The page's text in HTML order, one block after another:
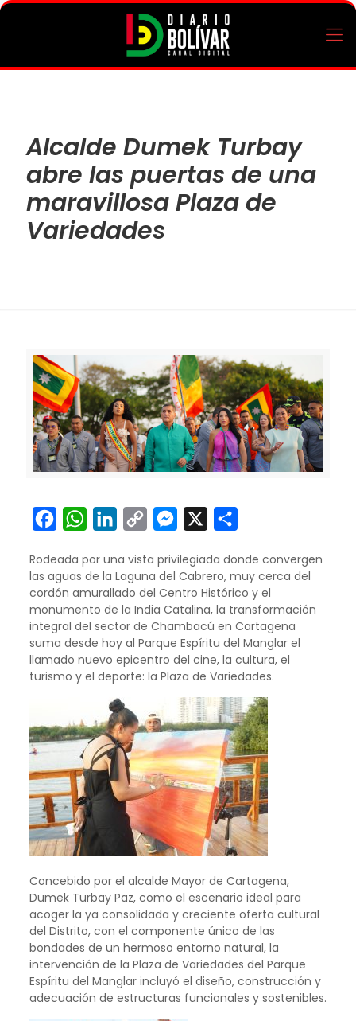
Alcalde Dumek Turbay
abre las puertas de una
maravillosa Plaza de
Variedades
FacebookWhatsAppLinkedIn
Copy
Messenger
Rodeada por una vista privilegiada donde convergen
las aguas de la Laguna del Cabrero, muy cerca del
cordón amurallado del Centro Histórico y el
monumento de la India Catalina, la transformación
integral del sector de Chambacú en Cartagena
suma desde hoy al Parque Espíritu del Manglar el
llamado nuevo epicentro del cine, la cultura, el
turismo y el deporte: la Plaza de Variedades.
Concebido por el alcalde Mayor de Cartagena,
Dumek Turbay Paz, como el escenario ideal para
acoger la ya consolidada y creciente oferta cultural
del Distrito, con el componente único de las
bondades de un hermoso entorno natural, la
intervención de la Plaza de Variedades del Parque
Espíritu del Manglar incluyó el diseño, construcción y
adecuación de estructuras funcionales y sostenibles.